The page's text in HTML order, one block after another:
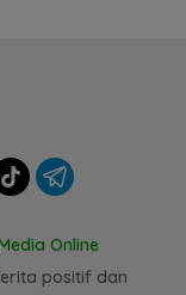
Online
positif dan